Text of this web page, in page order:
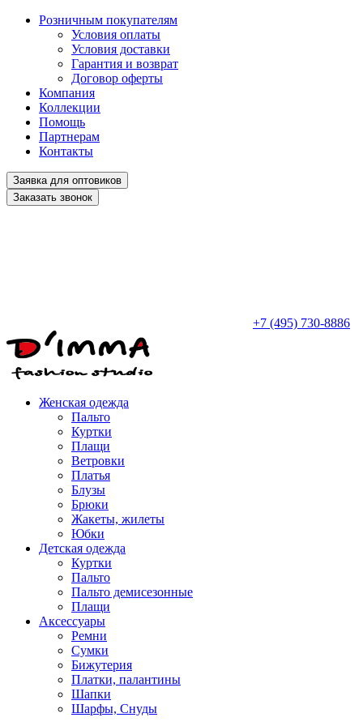
Розничным покупателям
Условия оплаты
Условия доставки
Гарантия и возврат
Договор оферты
Компания
Коллекции
Помощь
Партнерам
Контакты
Заявка для оптовиков
Заказать звонок
+7 (495) 730-8886
Женская одежда
Пальто
Куртки
Плащи
Ветровки
Платья
Блузы
Брюки
Жакеты, жилеты
Юбки
Детская одежда
Куртки
Пальто
Пальто демисезонные
Плащи
Аксессуары
Ремни
Сумки
Бижутерия
Платки, палантины
Шапки
Шарфы, Снуды